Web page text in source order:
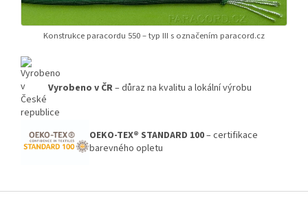
Konstrukce paracordu 550 – typ III s označením paracord.cz
Vyrobeno v ČR– důraz na kvalitu a lokální výrobu
OEKO-TEX® STANDARD 100– certifikace
barevného opletu